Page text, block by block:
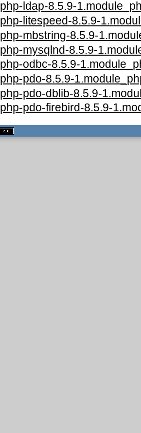
php-ldap-8.5.9-
php-litespeed-8.5.9-
php-mbstring-8.5.9-
php-mysqlnd-8.5.9-
php-odbc-8.5.9-
php-pdo-8.5.9-
php-pdo-dblib-8.5.9-
php-pdo-firebird-8.5.9-